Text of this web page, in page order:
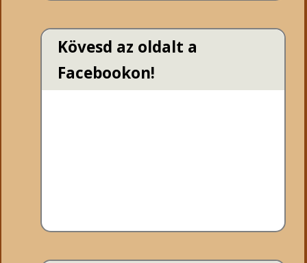
Kövesd az oldalt a
Facebookon!